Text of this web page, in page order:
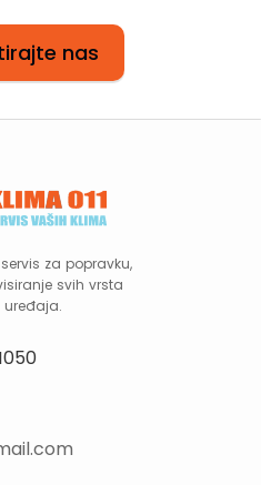
nas
za popravku,
svih vrsta
uređaja.